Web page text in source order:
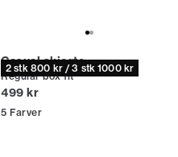
2 stk 800 kr / 3 stk 1000 kr
Casual skjorte
Regular box fit
I alt (inkl. rabat)
499 kr
5 Farver